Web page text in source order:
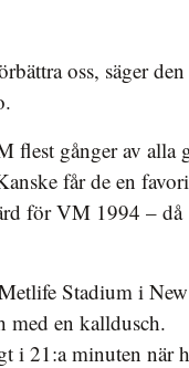
oss, säger den
flest gånger av alla
får de en
för VM 1994 – då
Stadium i New
med en kalldusch.
i 21:a minuten när